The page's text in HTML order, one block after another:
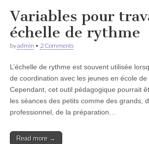
Variables pour
échelle de rythme
byadmin • 2 Comments
L’échelle de rythme est souvent utilisée
de coordination avec les jeunes en école de
Cependant, cet outil pédagogique pourrait
les séances des petits comme des grands,
professionnel, de la préparation…
Read more →